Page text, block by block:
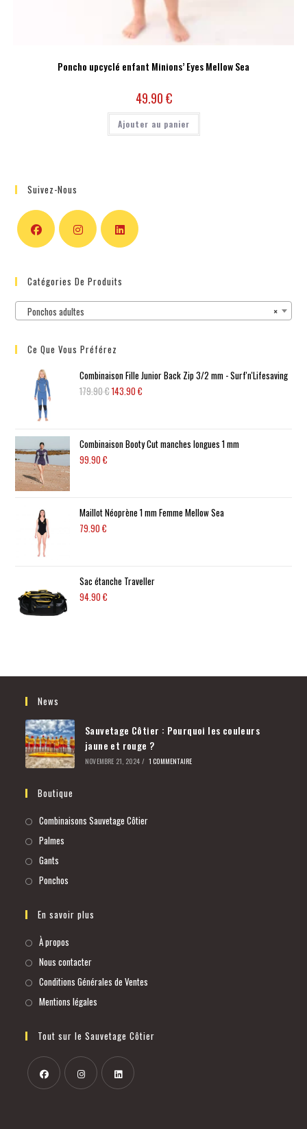
Poncho upcyclé enfant Minions’ Eyes Mellow Sea
49.90€
Ajouter au panier
Suivez-Nous
Catégories De Produits
×
Ponchos adultes
Ce Que Vous Préférez
Combinaison Fille Junior Back Zip 3/2 mm - Surf'n'Lifesaving
179.90€143.90€
Combinaison Booty Cut manches longues 1 mm
99.90€
Maillot Néoprène 1 mm Femme Mellow Sea
79.90€
Sac étanche Traveller
94.90€
News
Sauvetage Côtier : Pourquoi les couleurs
jaune et rouge ?
NOVEMBRE 21, 2024 / 1 COMMENTAIRE
Boutique
Combinaisons Sauvetage Côtier
Palmes
Gants
Ponchos
En savoir plus
À propos
Nous contacter
Conditions Générales de Ventes
Mentions légales
Tout sur le Sauvetage Côtier